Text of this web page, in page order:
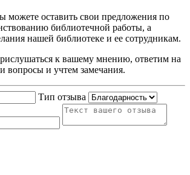
можете оставить свои предложения по
библиотечной работы, а
нашей библиотеке и ее сотрудникам.
к вашему мнению, ответим на
вопросы и учтем замечания.
Тип отзыва